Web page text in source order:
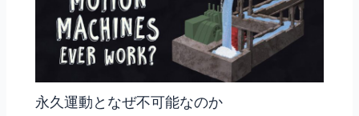
永久運動となぜ不可能なのか